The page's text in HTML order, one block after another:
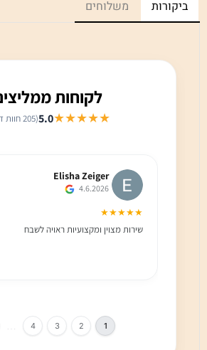
ביקורות משלוחים
לקוחות
★★★★★
5.0(205 חוות דעת)
Elisha Zeiger
4.6.2026
★★★★★
שירות מצוין ומקצועיות ראויה לשבח
1
2
3
4
…